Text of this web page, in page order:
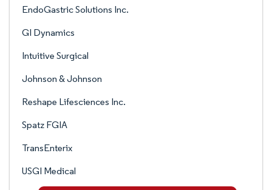
EndoGastric Solutions Inc.
GI Dynamics
Intuitive Surgical
Johnson & Johnson
Reshape Lifesciences Inc.
Spatz FGIA
TransEnterix
USGI Medical